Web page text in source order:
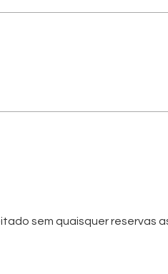
sem quaisquer reservas